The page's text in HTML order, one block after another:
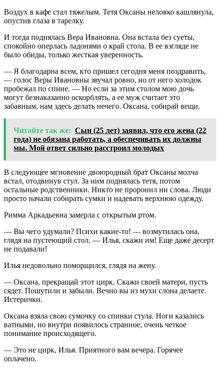
Воздух в кафе стал тяжелым. Тетя Оксаны неловко кашлянула,
опустив глаза в тарелку.
И тогда поднялась Вера Ивановна. Она встала без суеты,
спокойно оперлась ладонями о край стола. В ее взгляде не
было обиды, только жесткая уверенность.
— Я благодарна всем, кто пришел сегодня меня поздравить,
— голос Веры Ивановны звучал ровно, но от него холодок
пробежал по спине. — Но если за этим столом мою дочь
могут безнаказанно оскорблять, а ее муж считает это
забавным, нам здесь делать нечего. Оксана, собирай вещи.
Читайте так же: Сын (25 лет) заявил, что его жена (22
года) не обязана работать, а обеспечивать их должны
мы. Мой ответ сильно расстроил молодых
В следующее мгновение двоюродный брат Оксаны молча
встал, отодвинув стул. За ним поднялась тетя, потом
остальные родственники. Никто не проронил ни слова. Люди
просто начали собирать сумки и надевать верхнюю одежду.
Римма Аркадьевна замерла с открытым ртом.
— Вы чего удумали? Психи какие-то! — возмутилась она,
глядя на пустеющий стол. — Илья, скажи им! Еще даже десерт
не подавали!
Илья недовольно поморщился, глядя на жену.
— Оксана, прекращай этот цирк. Скажи своей матери, пусть
сядет. Пошутили и забыли. Вечно вы из мухи слона делаете.
Истерички.
Оксана взяла свою сумочку со спинки стула. Ноги казались
ватными, но внутри появилось странное, очень четкое
понимание происходящего.
— Это не цирк, Илья. Приятного вам вечера. Горячее
оплачено.